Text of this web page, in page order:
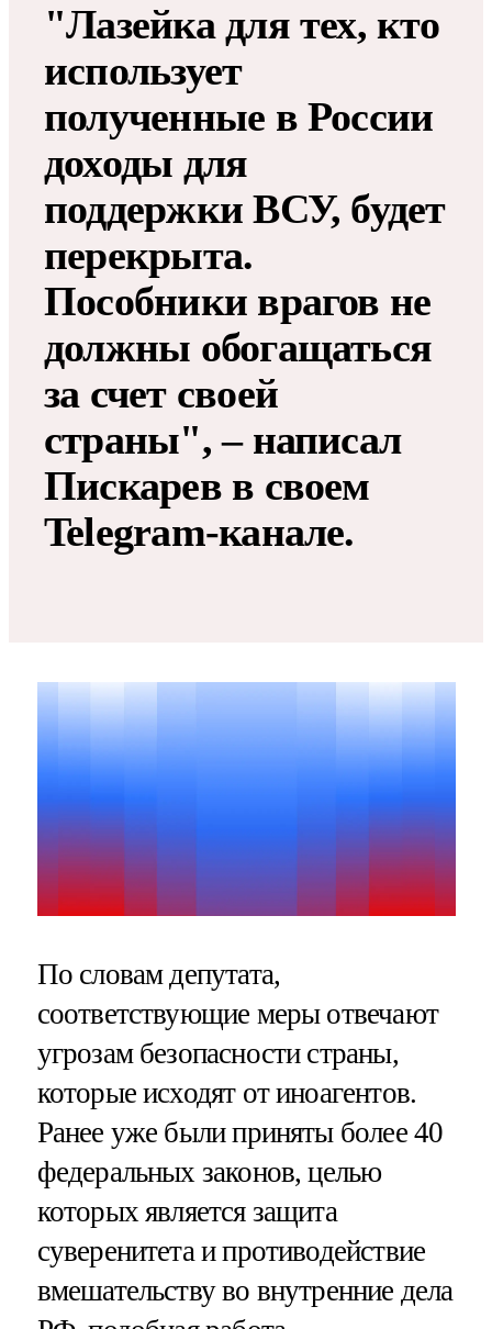
"Лазейка для тех, кто
использует
полученные в России
доходы для
поддержки ВСУ, будет
перекрыта.
Пособники врагов не
должны обогащаться
за счет своей
страны", – написал
Пискарев в своем
Telegram-канале.
По словам депутата,
соответствующие меры отвечают
угрозам безопасности страны,
которые исходят от иноагентов.
Ранее уже были приняты более 40
федеральных законов, целью
которых является защита
суверенитета и противодействие
вмешательству во внутренние дела